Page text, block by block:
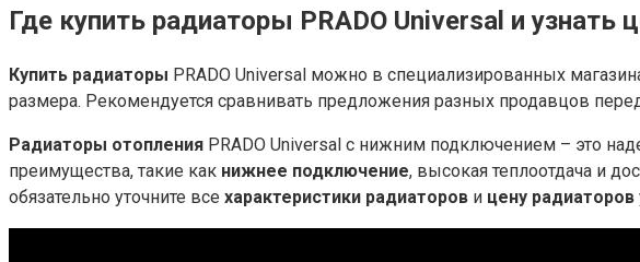
Где купить радиаторы PRADO Universal и узнать
Купить радиаторы PRADO Universal можно в специализированных
размера. Рекомендуется сравнивать предложения разных продавцов
Радиаторы отопления PRADO Universal с нижним подключением – это
преимущества, такие как нижнее подключение, высокая теплоотдача и
обязательно уточните все характеристики радиаторов и цену радиаторов